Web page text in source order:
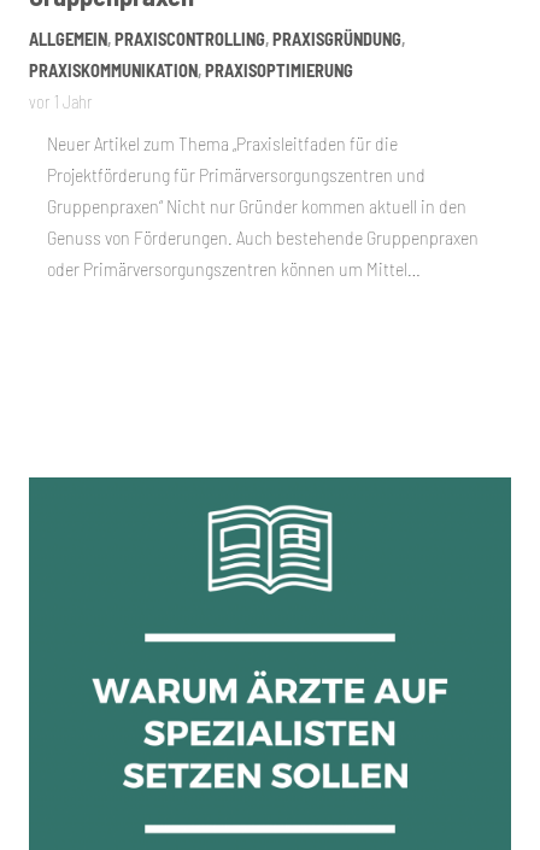
ALLGEMEIN,PRAXISCONTROLLING,PRAXISGRÜNDUNG,
PRAXISKOMMUNIKATION,PRAXISOPTIMIERUNG
vor 1 Jahr
Neuer Artikel zum Thema „Praxisleitfaden für die
Projektförderung für Primärversorgungszentren und
Gruppenpraxen“ Nicht nur Gründer kommen aktuell in den
Genuss von Förderungen. Auch bestehende Gruppenpraxen
oder Primärversorgungszentren können um Mittel…